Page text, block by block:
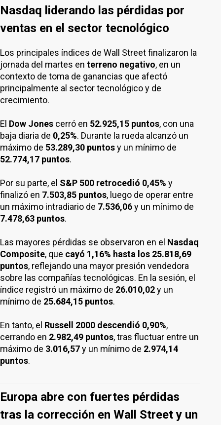
Nasdaq liderando las pérdidas por
ventas en el sector tecnológico
Los principales índices de Wall Street finalizaron la
jornada del martes en terreno negativo, en un
contexto de toma de ganancias que afectó
principalmente al sector tecnológico y de
crecimiento.
El Dow Jones cerró en 52.925,15 puntos, con una
baja diaria de 0,25%. Durante la rueda alcanzó un
máximo de 53.289,30 puntosy un mínimo de
52.774,17 puntos.
Por su parte, el S&P 500 retrocedió 0,45% y
finalizó en 7.503,85 puntos, luego de operar entre
un máximo intradiario de 7.536,06y un mínimo de
7.478,63 puntos.
Las mayores pérdidas se observaron en el Nasdaq
Composite, que cayó 1,16% hasta los 25.818,69
puntos, reflejando una mayor presión vendedora
sobre las compañías tecnológicas. En la sesión, el
índice registró un máximo de 26.010,02y un
mínimo de 25.684,15 puntos.
En tanto, el Russell 2000 descendió 0,90%,
cerrando en 2.982,49 puntos, tras fluctuar entre un
máximo de 3.016,57y un mínimo de 2.974,14
puntos.
Europa abre con fuertes pérdidas
tras la corrección en Wall Street y un